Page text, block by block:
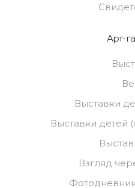
Арт-
Выставки
Выставки детей
Взгляд